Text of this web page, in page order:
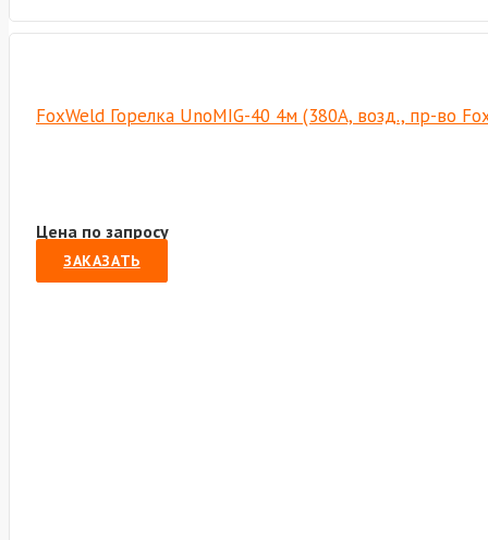
FoxWeld Горелка UnoMIG-40 4м (380А, возд., пр-во
Цена по запросу
ЗАКАЗАТЬ